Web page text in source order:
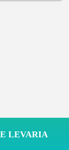
LEVARIA